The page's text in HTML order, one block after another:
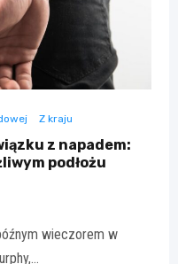
Z kraju
z napadem:
podłożu
wieczorem w